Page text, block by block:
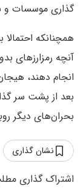
گذاری موسسات و
همچنانکه
آنچه رمزارزهای
انجام دهند،‌
بعد از پشت سر
بحران‌های دیگر
نشان گذاری